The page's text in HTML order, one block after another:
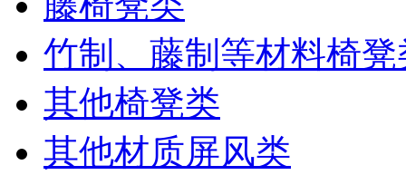
竹制、藤制等材料椅凳
其他椅凳类
其他材质屏风类